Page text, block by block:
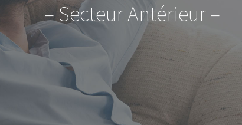
– Secteur Antérieur –